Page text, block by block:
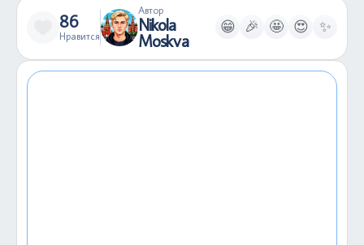
86
Нравится
Автор
Nikola
Moskva
😁 🎉 🤩 😍 ✨